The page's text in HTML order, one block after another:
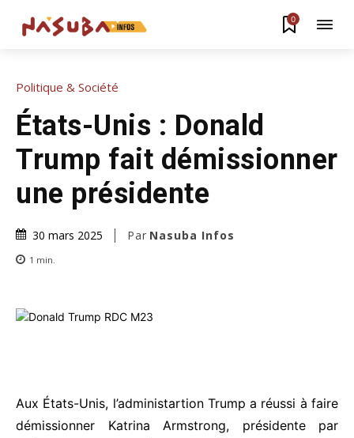
0
Politique & Société
États-Unis : Donald
Trump fait démissionner
une présidente
30 mars 2025 Par Nasuba Infos
1 min.
Aux États-Unis, l’administartion Trump a réussi à faire
démissionner Katrina Armstrong, présidente par